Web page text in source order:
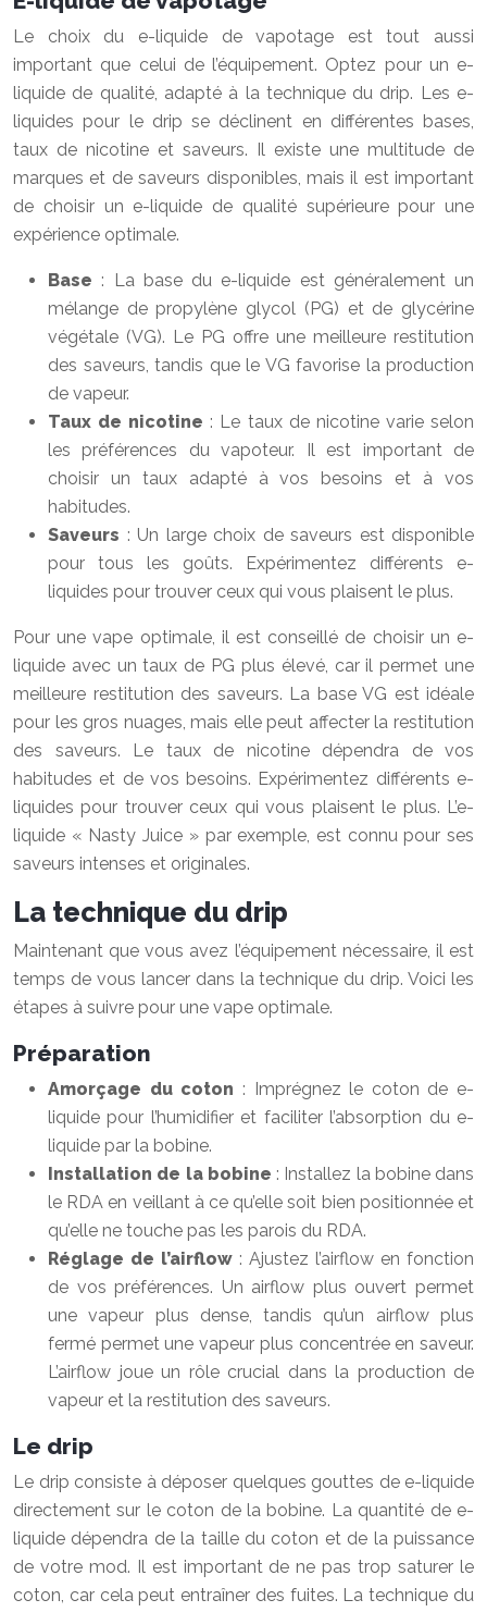
Le choix du e-liquide de vapotage est tout aussi
important que celui de l’équipement. Optez pour un e-
liquide de qualité, adapté à la technique du drip. Les e-
liquides pour le drip se déclinent en différentes bases,
taux de nicotine et saveurs. Il existe une multitude de
marques et de saveurs disponibles, mais il est important
de choisir un e-liquide de qualité supérieure pour une
expérience optimale.
Base : La base du e-liquide est généralement un
mélange de propylène glycol (PG) et de glycérine
végétale (VG). Le PG offre une meilleure restitution
des saveurs, tandis que le VG favorise la production
de vapeur.
Taux de nicotine : Le taux de nicotine varie selon
les préférences du vapoteur. Il est important de
choisir un taux adapté à vos besoins et à vos
habitudes.
Saveurs : Un large choix de saveurs est disponible
pour tous les goûts. Expérimentez différents e-
liquides pour trouver ceux qui vous plaisent le plus.
Pour une vape optimale, il est conseillé de choisir un e-
liquide avec un taux de PG plus élevé, car il permet une
meilleure restitution des saveurs. La base VG est idéale
pour les gros nuages, mais elle peut affecter la restitution
des saveurs. Le taux de nicotine dépendra de vos
habitudes et de vos besoins. Expérimentez différents e-
liquides pour trouver ceux qui vous plaisent le plus. L’e-
liquide « Nasty Juice » par exemple, est connu pour ses
saveurs intenses et originales.
La technique du drip
Maintenant que vous avez l’équipement nécessaire, il est
temps de vous lancer dans la technique du drip. Voici les
étapes à suivre pour une vape optimale.
Préparation
Amorçage du coton : Imprégnez le coton de e-
liquide pour l’humidifier et faciliter l’absorption du e-
liquide par la bobine.
Installation de la bobine : Installez la bobine dans
le RDA en veillant à ce qu’elle soit bien positionnée et
qu’elle ne touche pas les parois du RDA.
Réglage de l’airflow : Ajustez l’airflow en fonction
de vos préférences. Un airflow plus ouvert permet
une vapeur plus dense, tandis qu’un airflow plus
fermé permet une vapeur plus concentrée en saveur.
L’airflow joue un rôle crucial dans la production de
vapeur et la restitution des saveurs.
Le drip
Le drip consiste à déposer quelques gouttes de e-liquide
directement sur le coton de la bobine. La quantité de e-
liquide dépendra de la taille du coton et de la puissance
de votre mod. Il est important de ne pas trop saturer le
coton, car cela peut entraîner des fuites. La technique du